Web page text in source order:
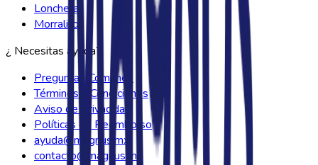
Lonchera
Morralito
¿ Necesitas ayuda?
Preguntas Comunes
Términos y Condiciones
Aviso de Privacidad
Políticas de Reembolso
ayuda@magnus.mx
contacto@magnus.mx